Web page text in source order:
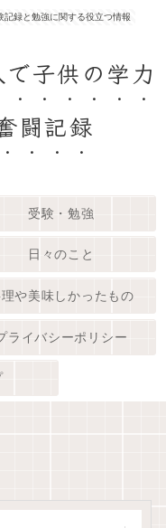
録と勉強に関する役立つ情報
子供の学力
闘記録
受験・勉強
日々のこと
や美味しかったもの
ライバシーポリシー